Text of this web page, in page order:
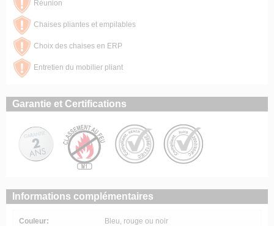
Réunion
Chaises pliantes et empilables
Choix des chaises en ERP
Entretien du mobilier pliant
Garantie et Certifications
Informations complémentaires
Couleur: Bleu, rouge ou noir